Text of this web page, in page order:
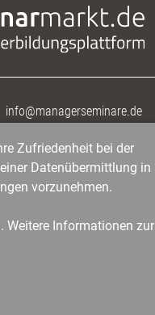
info@managerseminare.de
Zufriedenheit bei der
Datenübermittlung in
vorzunehmen.
Weitere Informationen zur